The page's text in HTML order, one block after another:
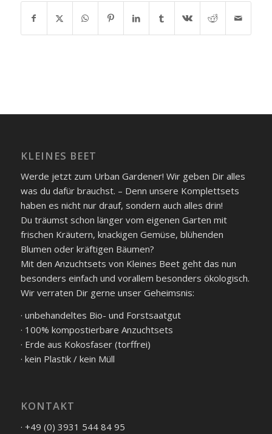
KLEINES BEET
Werde jetzt zum Urban Gardener! Wir geben Dir alles
was du dafür brauchst. – Denn unsere Komplettsets
haben es nicht nur drauf, sondern auch alles drin!
Du träumst schon länger vom eigenen Garten mit
frischen Kräutern, knackigen Gemüse, blühenden
Blumen oder kräftigen Bäumen?
Mit den Anzuchtsets von Kleines Beet geht das nun
besonders einfach und vorallem besonders ökologisch.
Wir verraten Dir gerne unser Geheimsnis:
· unbehandeltes Bio- und Forstsaatgut
· 100% kompostierbare Anzuchtsets
· Erde aus Kokosfaser (torffrei)
· kein Plastik / kein Müll
KONTAKT
· +49 (0) 3931 544 84 95